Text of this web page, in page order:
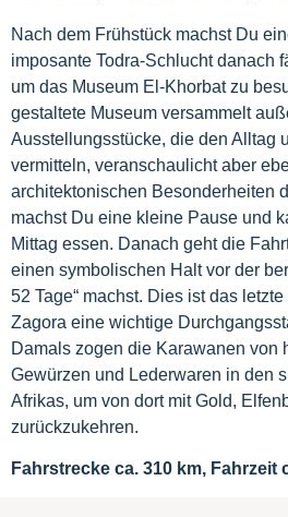
Nach dem Frühstück machst Du
imposante Todra-Schlucht danach
um das Museum El-Khorbat zu
gestaltete Museum versammelt
Ausstellungsstücke, die den Alltag
vermitteln, veranschaulicht aber
architektonischen Besonderheiten
machst Du eine kleine Pause und
Mittag essen. Danach geht die
einen symbolischen Halt vor der
52 Tage“ machst. Dies ist das
Zagora eine wichtige
Damals zogen die Karawanen von
Gewürzen und Lederwaren in den
Afrikas, um von dort mit Gold,
zurückzukehren.
Fahrstrecke ca. 310 km, Fahrzeit